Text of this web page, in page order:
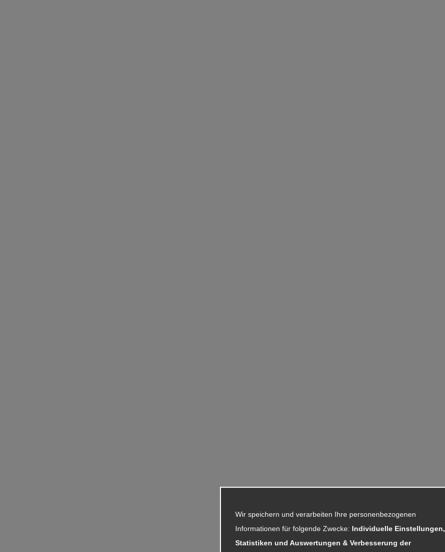
Wir speichern und verarbeiten Ihre personenbezogenen
Informationen für folgende Zwecke: Individuelle Einstellungen,
Statistiken und Auswertungen & Verbesserung der